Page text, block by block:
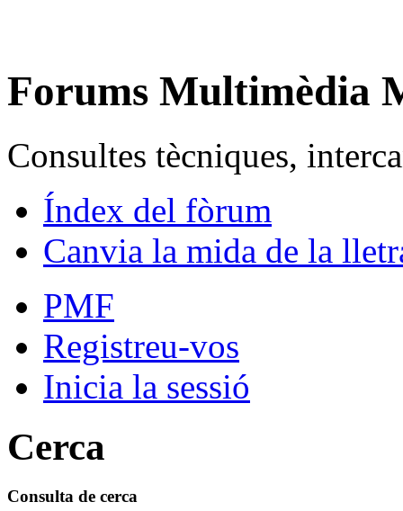
Forums Multimèdia
Consultes tècniques,
Índex del fòrum
Canvia la mida de la
PMF
Registreu-vos
Inicia la sessió
Cerca
Consulta de cerca